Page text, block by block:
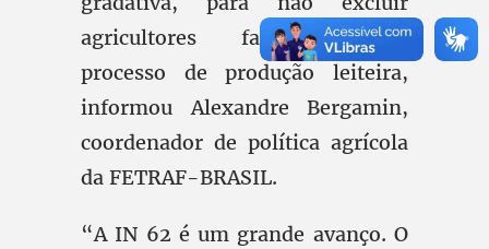
agricultores familiares do
processo de produção leiteira,
informou Alexandre Bergamin,
coordenador de política agrícola
da FETRAF-BRASIL.
“A IN 62 é um grande avanço. O